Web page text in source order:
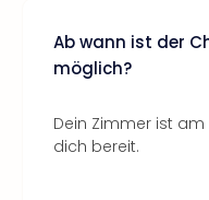
Ab wann ist der
möglich?
Dein Zimmer ist am
dich bereit.